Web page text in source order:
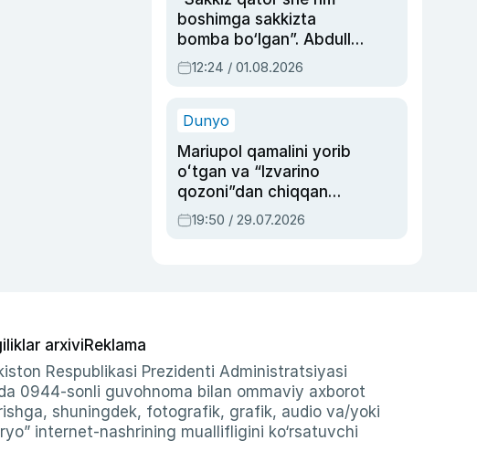
boshimga sakkizta
bomba bo‘lgan”. Abdulla
Oripovni siyosiy
ayblovlardan asrab
12:24 / 01.08.2026
Dunyo
Mariupol qamalini yorib
oʻtgan va “Izvarino
qozoni”dan chiqqan
qahramon — Ukraina
armiyasi bosh
19:50 / 29.07.2026
arxiviReklama
Respublikasi Prezidenti Administratsiyasi
0944-sonli guvohnoma bilan ommaviy axborot
shuningdek, fotografik, grafik, audio va/yoki
internet-nashrining muallifligini ko‘rsatuvchi